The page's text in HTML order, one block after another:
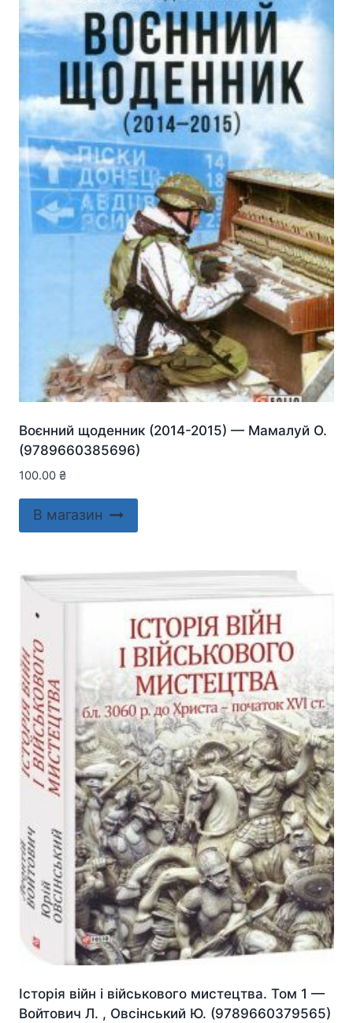
Воєнний щоденник (2014-2015) — Мамалуй О.
(9789660385696)
100.00 ₴
В магазин
Історія війн і військового мистецтва. Том 1 —
Войтович Л. , Овсінський Ю. (9789660379565)